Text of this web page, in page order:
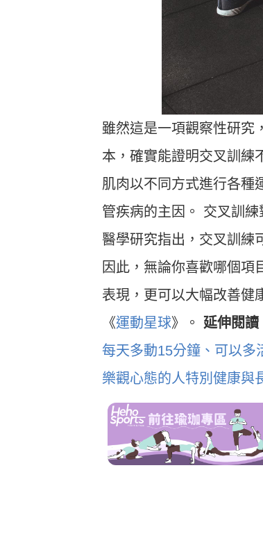
雖然這是一項觀察性研究
本，確實能證明交叉訓練
肌肉以不同方式進行各種
管疾病的主因。 交叉訓
醫學研究指出，交叉訓練
因此，無論你喜歡哪個項
表現，更可以大幅改善健
《運動星球》。 延伸閱讀
每天多動15分鐘、可以多
樂觀心態的人特別健康與
Heho運動科技大調查｜健康整合服
務！賦優適能共同創辦人楊貫中：個
人教練像計程車、精準直達目標